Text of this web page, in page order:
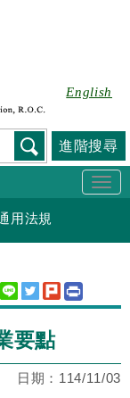
English
進階搜尋
用法規
要點
日期： 114/11/03